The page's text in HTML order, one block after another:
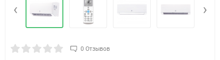
‹ ›
0 Отзывов